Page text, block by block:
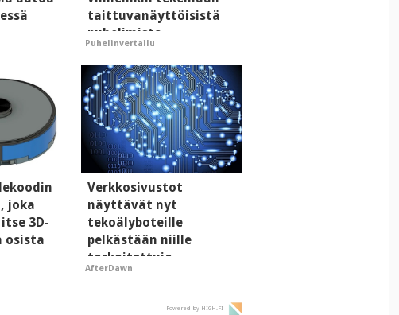
taittuvanäyttöisistä
puhelimista
supersuosittuja
Puhelinvertailu
joka
3D-
osista
Verkkosivustot
näyttävät nyt
tekoälyboteille
pelkästään niille
tarkoitettuja
mainoksia - vaikuttaa
AfterDawn
Powered by HIGH.FI